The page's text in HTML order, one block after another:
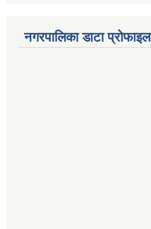
नगरपालिका डाटा प्रोफाइल